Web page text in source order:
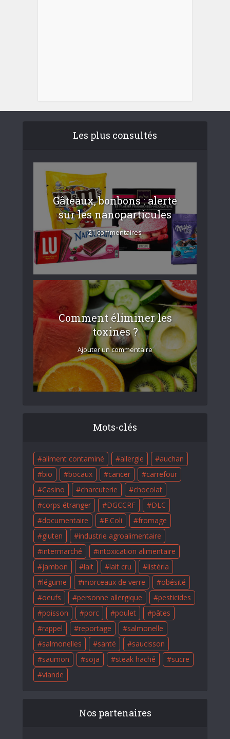
Les plus consultés
Gâteaux, bonbons : alerte
sur les nanoparticules
21 commentaires
Comment éliminer les
toxines ?
Ajouter un commentaire
Mots-clés
aliment contaminé allergie
auchan
bio
bocaux cancer
carrefour
Casino
charcuterie
chocolat
corps étranger
DGCCRF
DLC
documentaire
E.Coli
fromage
gluten
industrie agroalimentaire
intermarché
intoxication alimentaire
jambon
lait lait cru
listéria
légume
morceaux de verre
obésité
oeufs
personne allergique
pesticides
poisson
porc poulet
pâtes
rappel
reportage
salmonelle
salmonelles
santé
saucisson
saumon
soja steak haché
sucre
viande
Nos partenaires